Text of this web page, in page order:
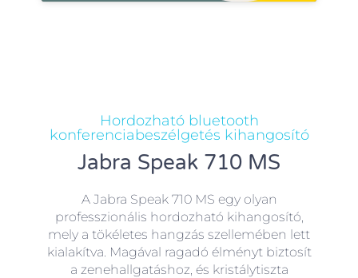
Hordozható bluetooth
konferenciabeszélgetés kihangosító
Jabra Speak 710 MS
A Jabra Speak 710 MS egy olyan
professzionális hordozható kihangosító,
mely a tökéletes hangzás szellemében lett
kialakítva. Magával ragadó élményt biztosít
a zenehallgatáshoz, és kristálytiszta